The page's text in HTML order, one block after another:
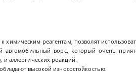
химическим реагентам, позволят
автомобильный ворс, который очень
и аллергических реакций.
высокой износостойкостью.